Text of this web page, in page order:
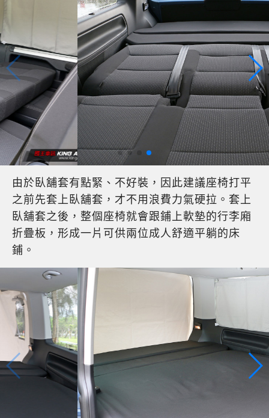
由於臥舖套有點緊、不好裝，因此建議座椅打平
之前先套上臥舖套，才不用浪費力氣硬拉。套上
臥舖套之後，整個座椅就會跟鋪上軟墊的行李廂
折疊板，形成一片可供兩位成人舒適平躺的床
鋪。